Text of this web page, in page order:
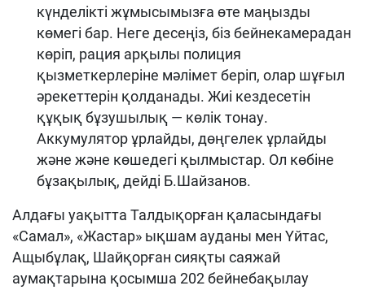
күнделікті жұмысымызға өте маңызды
көмегі бар. Неге десеңіз, біз бейнекамерадан
көріп, рация арқылы полиция
қызметкерлеріне мәлімет беріп, олар шұғыл
әрекеттерін қолданады. Жиі кездесетін
құқық бұзушылық — көлік тонау.
Аккумулятор ұрлайды, дөңгелек ұрлайды
және және көшедегі қылмыстар. Ол көбіне
бұзақылық, дейді Б.Шайзанов.
Алдағы уақытта Талдықорған қаласындағы
«Самал», «Жастар» ықшам ауданы мен Үйтас,
Ащыбұлақ, Шайқорған сияқты саяжай
аумақтарына қосымша 202 бейнебақылау